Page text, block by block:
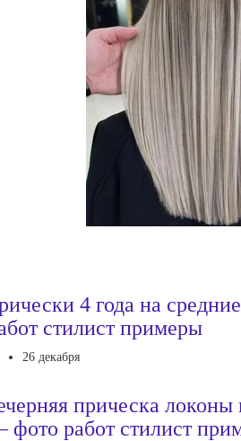
4 года на
стилист примеры
26 декабря
прическа
работ стилист